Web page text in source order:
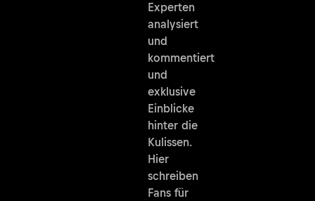
Experten
analysiert
und
kommentiert
und
exklusive
Einblicke
hinter die
Kulissen.
Hier
schreiben
Fans für